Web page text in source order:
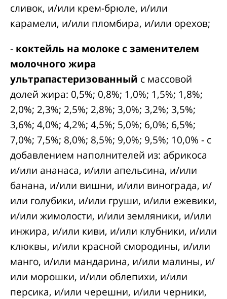
сливок, и/или крем-брюле, и/или
карамели, и/или пломбира, и/или орехов;
- коктейль на молоке с заменителем
молочного жира
ультрапастеризованный с массовой
долей жира: 0,5%; 0,8%; 1,0%; 1,5%; 1,8%;
2,0%; 2,3%; 2,5%; 2,8%; 3,0%; 3,2%; 3,5%;
3,6%; 4,0%; 4,2%; 4,5%; 5,0%; 6,0%; 6,5%;
7,0%; 7,5%; 8,0%; 8,5%; 9,0%; 9,5%; 10,0% - с
добавлением наполнителей из: абрикоса
и/или ананаса, и/или апельсина, и/или
банана, и/или вишни, и/или винограда, и/
или голубики, и/или груши, и/или ежевики,
и/или жимолости, и/или земляники, и/или
инжира, и/или киви, и/или клубники, и/или
клюквы, и/или красной смородины, и/или
манго, и/или мандарина, и/или малины, и/
или морошки, и/или облепихи, и/или
персика, и/или черешни, и/или черники,